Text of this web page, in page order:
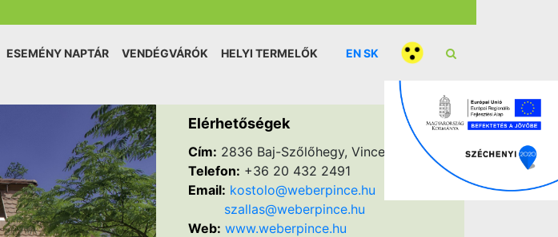
ESEMÉNY NAPTÁR VENDÉGVÁRÓK HELYI TERMELŐK ENSK
Elérhetőségek
Cím: 2836 Baj-Szőlőhegy, Vincellér út 27.
Telefon: +36 20 432 2491
Email: kostolo@weberpince.hu
szallas@weberpince.hu
Web: www.weberpince.hu